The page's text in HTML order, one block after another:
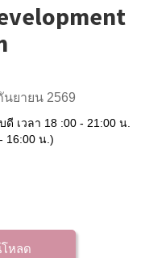
นยายน 2569
เวลา 18 :00 - 21:00 น.
16:00 น.)
โหลด